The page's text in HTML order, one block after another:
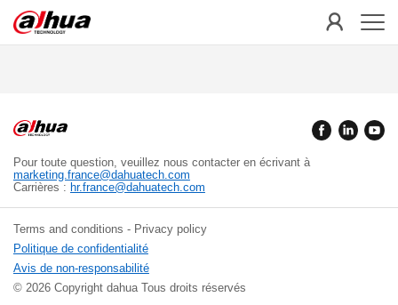
Pour toute question, veuillez nous contacter en écrivant à
marketing.france@dahuatech.com
Carrières : hr.france@dahuatech.com
Terms and conditions - Privacy policy
Politique de confidentialité
Avis de non-responsabilité
© 2026 Copyright dahua Tous droits réservés